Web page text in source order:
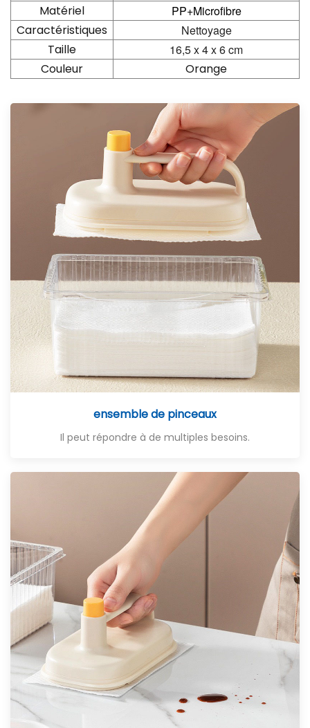
Matériel
PP+Microfibre
Caractéristiques
Nettoyage
Taille
16,5 x 4 x 6 cm
Couleur
Orange
ensemble de pinceaux
Il peut répondre à de multiples besoins.